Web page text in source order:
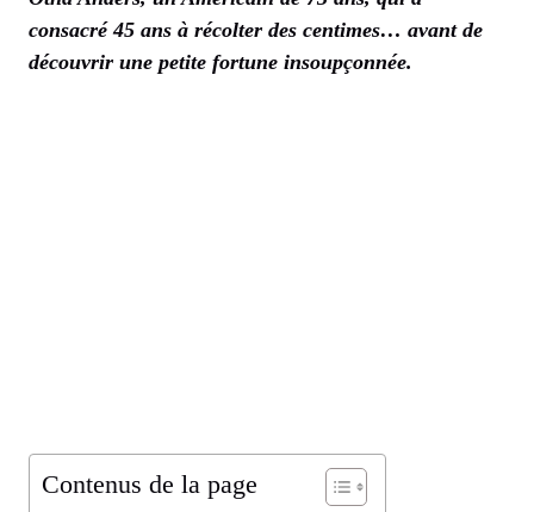
consacré 45 ans à récolter des centimes… avant de
découvrir une petite fortune insoupçonnée.
Contenus de la page